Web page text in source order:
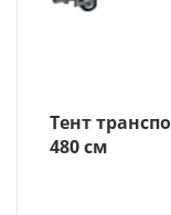
Тент
480 см